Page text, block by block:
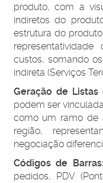
produto, com a
indiretos do
estrutura do
custos, somando
indireta (Serviços
Geração de Listas
podem ser
como um ramo de
região,
negociação
Códigos de
pedidos, PDV